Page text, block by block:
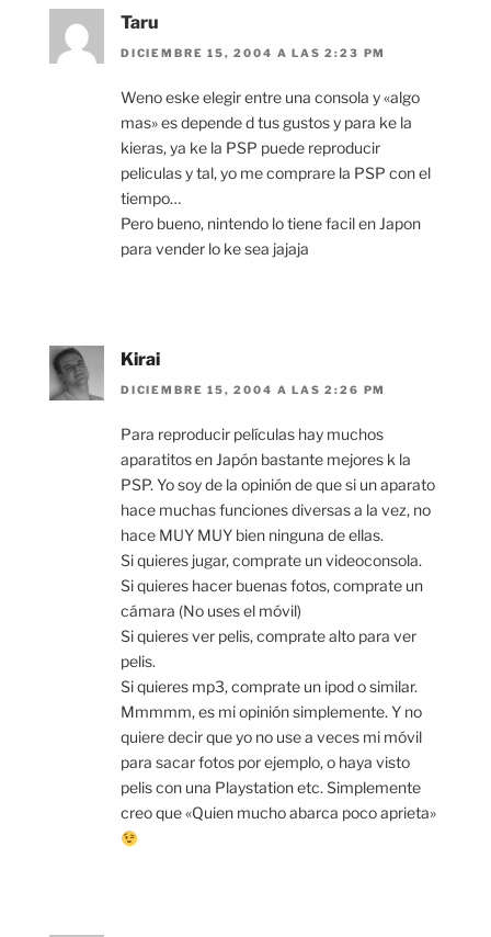
Taru
DICIEMBRE 15, 2004 A LAS 2:23 PM
Weno eske elegir entre una consola y «algo
mas» es depende d tus gustos y para ke la
kieras, ya ke la PSP puede reproducir
peliculas y tal, yo me comprare la PSP con el
tiempo…
Pero bueno, nintendo lo tiene facil en Japon
para vender lo ke sea jajaja
Kirai
DICIEMBRE 15, 2004 A LAS 2:26 PM
Para reproducir películas hay muchos
aparatitos en Japón bastante mejores k la
PSP. Yo soy de la opinión de que si un aparato
hace muchas funciones diversas a la vez, no
hace MUY MUY bien ninguna de ellas.
Si quieres jugar, comprate un videoconsola.
Si quieres hacer buenas fotos, comprate un
cámara (No uses el móvil)
Si quieres ver pelis, comprate alto para ver
pelis.
Si quieres mp3, comprate un ipod o similar.
Mmmmm, es mi opinión simplemente. Y no
quiere decir que yo no use a veces mi móvil
para sacar fotos por ejemplo, o haya visto
pelis con una Playstation etc. Simplemente
creo que «Quien mucho abarca poco aprieta»